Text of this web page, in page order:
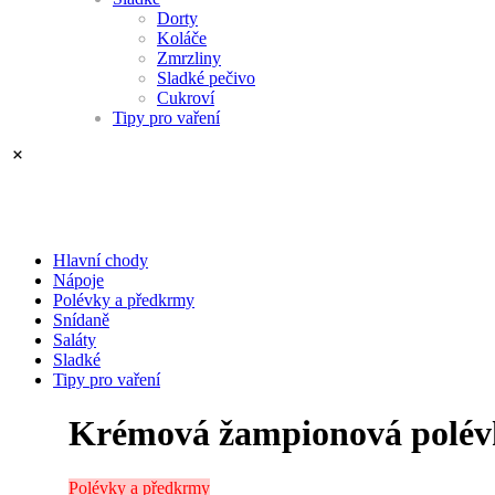
Dorty
Koláče
Zmrzliny
Sladké pečivo
Cukroví
Tipy pro vaření
Hlavní chody
Nápoje
Polévky a předkrmy
Snídaně
Saláty
Sladké
Tipy pro vaření
Krémová žampionová
Polévky a předkrmy